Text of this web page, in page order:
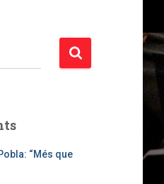
“Més que